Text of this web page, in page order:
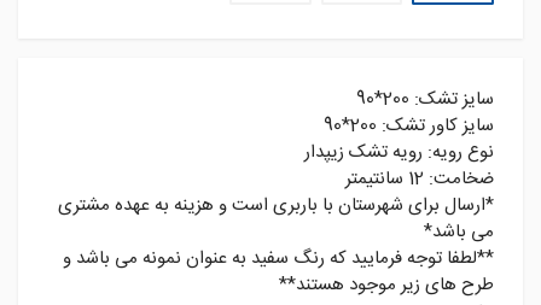
سایز تشک: 200*90
سایز کاور تشک: 200*90
نوع رویه: رویه تشک زیپدار
ضخامت: 12 سانتیمتر
*ارسال برای شهرستان با باربری است و هزینه به عهده مشتری
می باشد*
**لطفا توجه فرمایید که رنگ سفید به عنوان نمونه می باشد و
طرح های زیر موجود هستند**